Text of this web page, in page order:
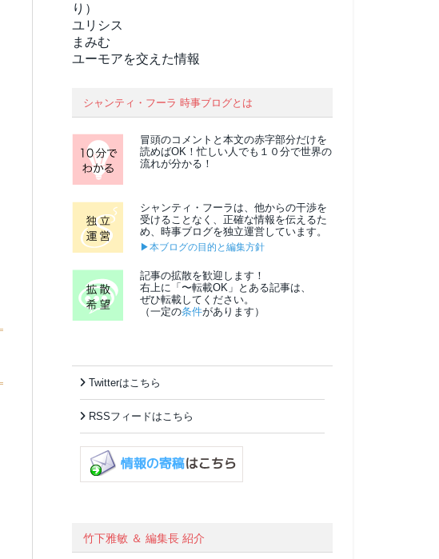
り）
ユリシス
まみむ
ユーモアを交えた情報
シャンティ・フーラ 時事ブログとは
冒頭のコメントと本文の赤字部分だけを
読めばOK！忙しい人でも１０分で世界の
流れが分かる！
シャンティ・フーラは、他からの干渉を
受けることなく、正確な情報を伝えるた
め、時事ブログを独立運営しています。
▶本ブログの目的と編集方針
記事の拡散を歓迎します！
右上に「〜転載OK」とある記事は、
ぜひ転載してください。
（一定の条件があります）
Twitterはこちら
RSSフィードはこちら
竹下雅敏 ＆ 編集長 紹介